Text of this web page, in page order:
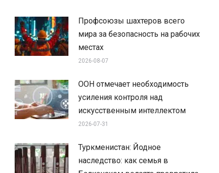
Профсоюзы шахтеров всего
мира за безопасность на рабочих
местах
2026-08-07
ООН отмечает необходимость
усиления контроля над
искусственным интеллектом
2026-07-31
Туркменистан: Йодное
наследство: как семья в